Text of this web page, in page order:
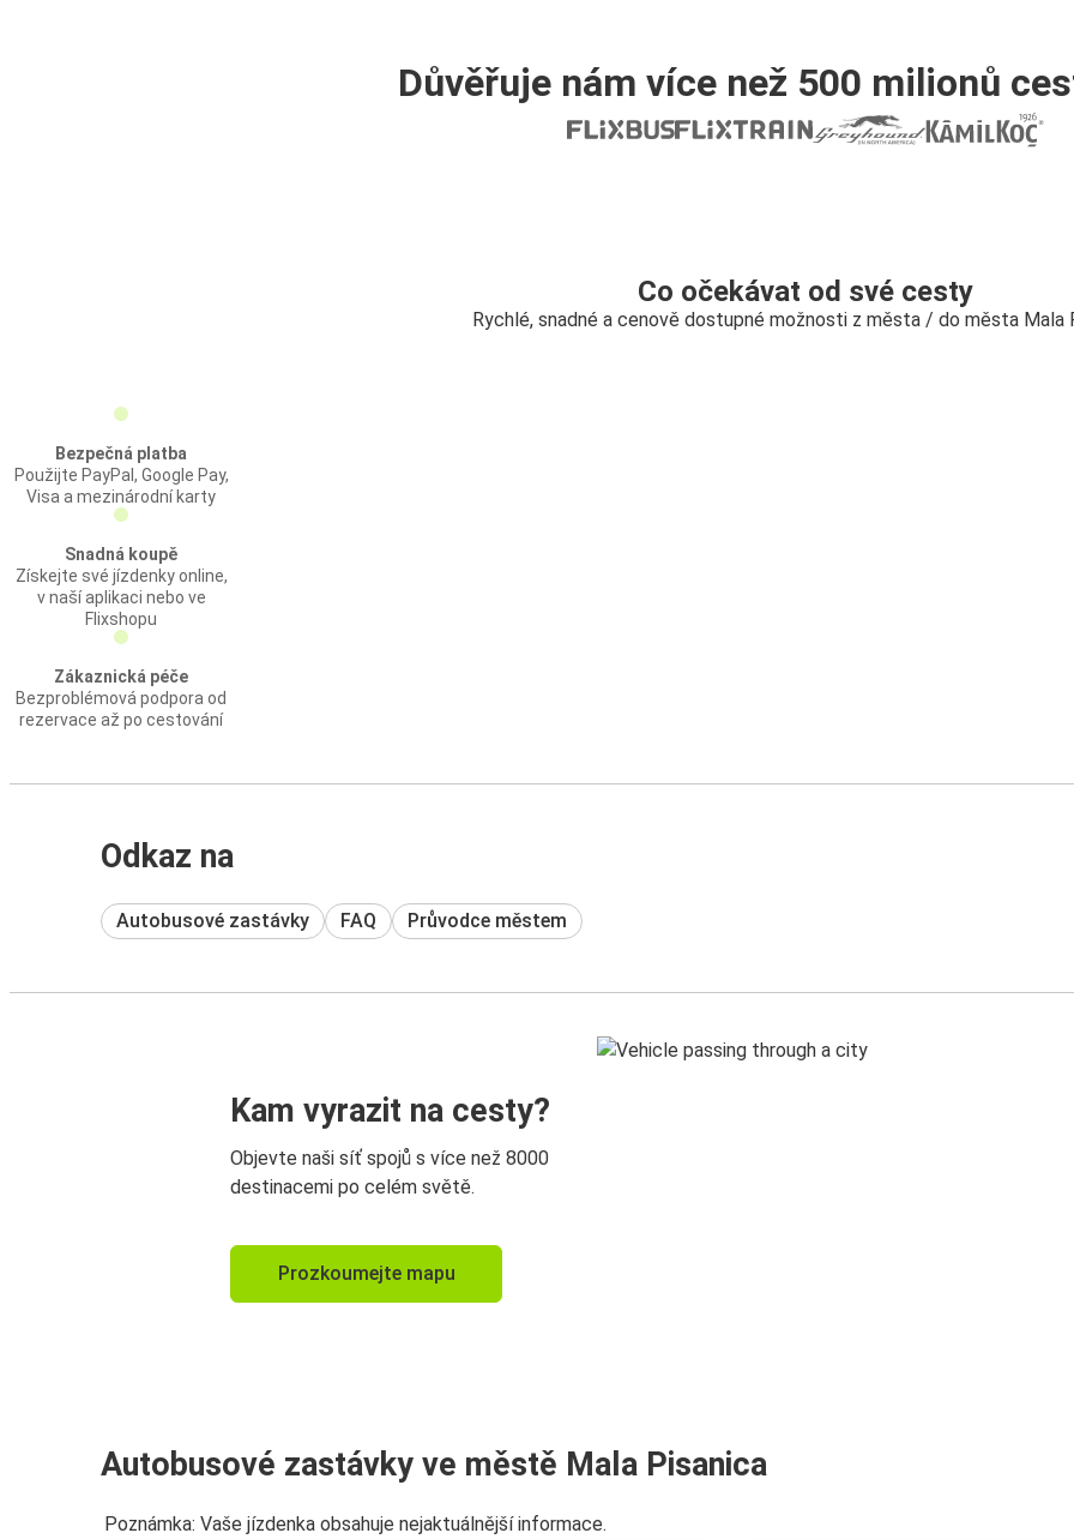
Důvěřuje nám více než 500 milionů
Co očekávat od své cesty
Rychlé, snadné a cenově dostupné možnosti z města / do města Mala
Bezpečná platba
Použijte PayPal, Google Pay,
Visa a mezinárodní karty
Snadná koupě
Získejte své jízdenky online,
v naší aplikaci nebo ve
Flixshopu
Zákaznická péče
Bezproblémová podpora od
rezervace až po cestování
Odkaz na
Autobusové zastávky FAQ Průvodce městem
Kam vyrazit na cesty?
Objevte naši síť spojů s více než 8000
destinacemi po celém světě.
Prozkoumejte mapu
Autobusové zastávky ve městě Mala Pisanica
Poznámka: Vaše jízdenka obsahuje nejaktuálnější informace.